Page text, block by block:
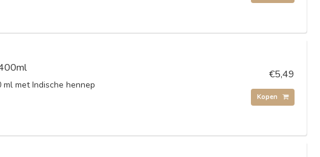
met Indische hennep
€5,49
Kopen